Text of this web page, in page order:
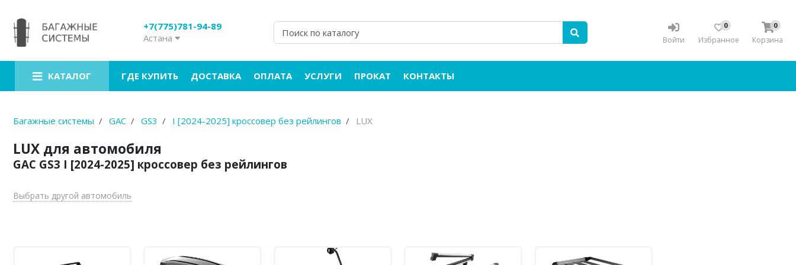
+7(775)781-94-89
Астана
Войти
0
Избранное
0
Корзина
КАТАЛОГ ГДЕ КУПИТЬ ДОСТАВКА ОПЛАТА УСЛУГИ ПРОКАТ КОНТАКТЫ
Багажные системы GAC GS3 I [2024-2025] кроссовер без рейлингов LUX
LUX для автомобиля
GAC GS3 I [2024-2025] кроссовер без рейлингов
Выбрать другой автомобиль
Багажники на крышу
Боксы на крышу
Велокрепления
Крепления для лыж
Грузовые корзины
Аксессуары